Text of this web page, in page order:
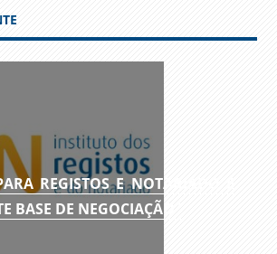
REGISTOS E NOTARIADO É
BASE DE NEGOCIAÇÃO”